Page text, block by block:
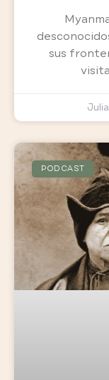
sus
PODCAST